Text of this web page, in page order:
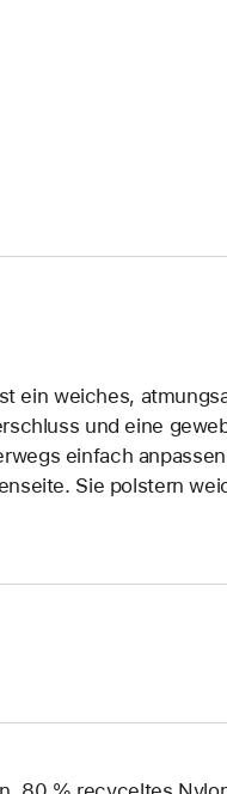
ein weiches,
und eine
einfach
Sie polstern